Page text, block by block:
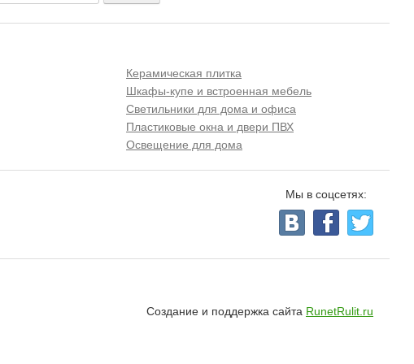
Керамическая плитка
Шкафы-купе и встроенная мебель
Светильники для дома и офиса
Пластиковые окна и двери ПВХ
Освещение для дома
Мы в соцсетях:
Создание и поддержка сайта RunetRulit.ru